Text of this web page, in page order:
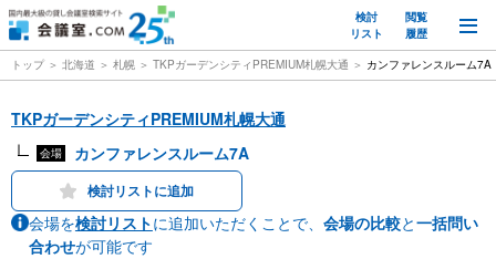
検討
リスト
閲覧
履歴
トップ 北海道 札幌 TKPガーデンシティPREMIUM札幌大通 カンファレンスルーム7A
TKPガーデンシティPREMIUM札幌大通
会場 カンファレンスルーム7A
検討リストに追加
会場を検討リストに追加いただくことで、 会場の比較と一括問い
合わせが可能です